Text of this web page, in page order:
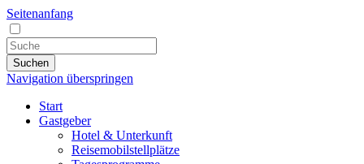
Seitenanfang
Suchen
Navigation überspringen
Start
Gastgeber
Hotel & Unterkunft
Reisemobilstellplätze